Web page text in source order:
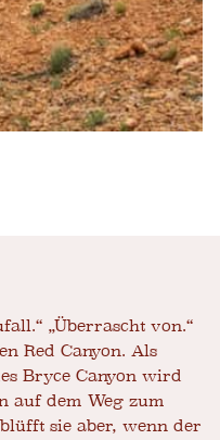
„Überrascht von.“
Red Canyon. Als
Bryce Canyon wird
auf dem Weg zum
sie aber, wenn der